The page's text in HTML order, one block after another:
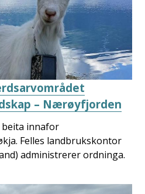
– Nærøyfjorden
beita innafor
Felles landbrukskontor
administrerer ordninga.